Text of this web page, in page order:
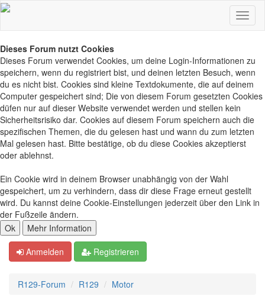
Dieses Forum nutzt Cookies
Dieses Forum verwendet Cookies, um deine Login-Informationen zu
speichern, wenn du registriert bist, und deinen letzten Besuch, wenn
du es nicht bist. Cookies sind kleine Textdokumente, die auf deinem
Computer gespeichert sind; Die von diesem Forum gesetzten Cookies
düfen nur auf dieser Website verwendet werden und stellen kein
Sicherheitsrisiko dar. Cookies auf diesem Forum speichern auch die
spezifischen Themen, die du gelesen hast und wann du zum letzten
Mal gelesen hast. Bitte bestätige, ob du diese Cookies akzeptierst
oder ablehnst.
Ein Cookie wird in deinem Browser unabhängig von der Wahl
gespeichert, um zu verhindern, dass dir diese Frage erneut gestellt
wird. Du kannst deine Cookie-Einstellungen jederzeit über den Link in
der Fußzeile ändern.
Anmelden Registrieren
R129-Forum R129 Motor